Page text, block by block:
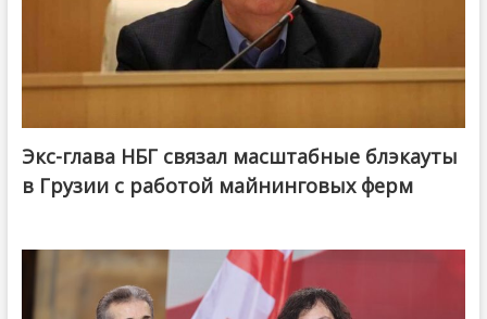
Экс-глава НБГ связал масштабные блэкауты
в Грузии с работой майнинговых ферм